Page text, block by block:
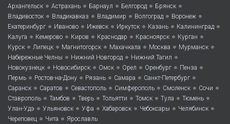
Архангельск • Астрахань • Барнаул • Белгород • Брянск •
Владивосток • Владикавказ • Владимир • Волгоград • Воронеж •
Екатеринбург • Иваново • Ижевск • Иркутск • Казань • Калининград •
Калуга • Кемерово • Киров • Краснодар • Красноярск • Курган •
Курск • Липецк • Магнитогорск • Махачкала • Москва • Мурманск •
Набережные Челны • Нижний Новгород • Нижний Тагил •
Новокузнецк • Новосибирск • Омск • Орел • Оренбург • Пенза •
Пермь • Ростов-на-Дону • Рязань • Самара • Санкт-Петербург •
Саранск • Саратов • Севастополь • Симферополь • Смоленск • Сочи •
Ставрополь • Тамбов • Тверь • Тольятти • Томск • Тула • Тюмень •
Улан-Удэ • Ульяновск • Уфа • Хабаровск • Чебоксары • Челябинск •
Череповец • Чита • Ярославль